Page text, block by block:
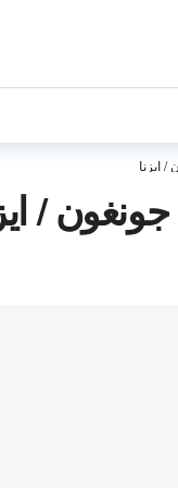
/ ايزنا
جونغون /